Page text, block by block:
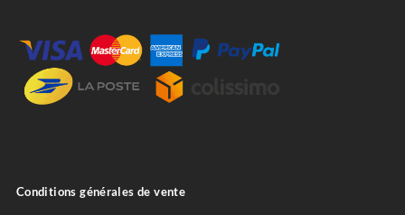
Conditions générales de vente